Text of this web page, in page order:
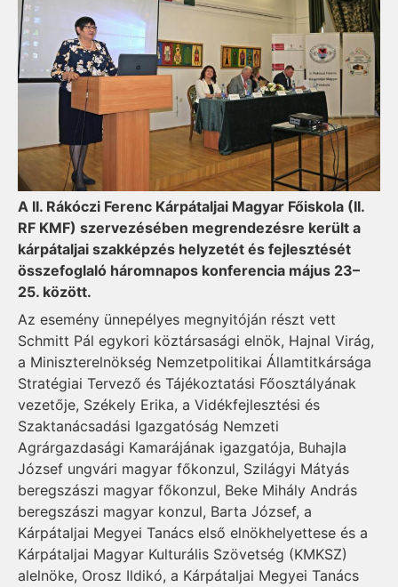
A II. Rákóczi Ferenc Kárpátaljai Magyar Főiskola (II.
RF KMF) szervezésében megrendezésre került a
kárpátaljai szakképzés helyzetét és fejlesztését
összefoglaló háromnapos konferencia május 23–
25. között.
Az esemény ünnepélyes megnyitóján részt vett
Schmitt Pál egykori köztársasági elnök, Hajnal Virág,
a Miniszterelnökség Nemzetpolitikai Államtitkársága
Stratégiai Tervező és Tájékoztatási Főosztályának
vezetője, Székely Erika, a Vidékfejlesztési és
Szaktanácsadási Igazgatóság Nemzeti
Agrárgazdasági Kamarájának igazgatója, Buhajla
József ungvári magyar főkonzul, Szilágyi Mátyás
beregszászi magyar főkonzul, Beke Mihály András
beregszászi magyar konzul, Barta József, a
Kárpátaljai Megyei Tanács első elnökhelyettese és a
Kárpátaljai Magyar Kulturális Szövetség (KMKSZ)
alelnöke, Orosz Ildikó, a Kárpátaljai Megyei Tanács